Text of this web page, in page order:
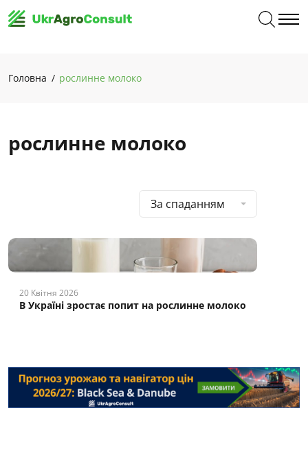
Головна рослинне молоко
рослинне молоко
За спаданням
20 Квітня 2026
В Україні зростає попит на рослинне молоко